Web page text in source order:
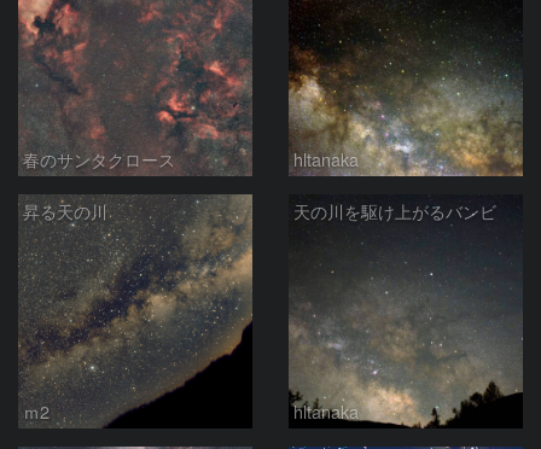
春のサンタクロース hltanaka
昇る天の川
ｍ2
天の川を駆け上がるバンビ
hltanaka